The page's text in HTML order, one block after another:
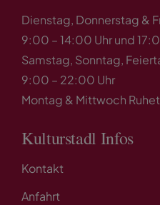
Dienstag, Donnerstag &
9:00 – 14:00 Uhr und
Samstag, Sonntag,
9:00 – 22:00 Uhr
Montag & Mittwoch
Kulturstadl Infos
Kontakt
Anfahrt